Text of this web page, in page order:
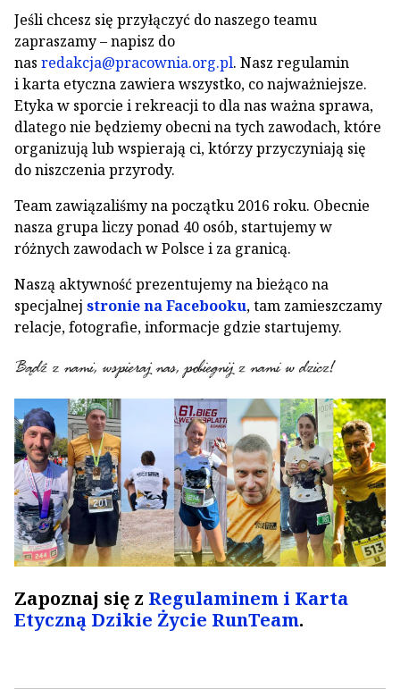
Jeśli chcesz się przyłączyć do naszego teamu
zapraszamy – napisz do
nas redakcja@pracownia.org.pl. Nasz regulamin
i karta etyczna zawiera wszystko, co najważniejsze.
Etyka w sporcie i rekreacji to dla nas ważna sprawa,
dlatego nie będziemy obecni na tych zawodach, które
organizują lub wspierają ci, którzy przyczyniają się
do niszczenia przyrody.
Team zawiązaliśmy na początku 2016 roku. Obecnie
nasza grupa liczy ponad 40 osób, startujemy w
różnych zawodach w Polsce i za granicą.
Naszą aktywność prezentujemy na bieżąco na
specjalnej stronie na Facebooku, tam zamieszczamy
relacje, fotografie, informacje gdzie startujemy.
Zapoznaj się z Regulaminem i Karta
Etyczną Dzikie Życie RunTeam.